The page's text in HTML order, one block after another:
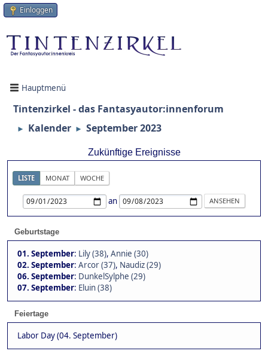
Einloggen
Hauptmenü
Tintenzirkel - das Fantasyautor:innenforum
► Kalender ► September 2023
Zukünftige Ereignisse
LISTE MONAT WOCHE
an
Geburtstage
01. September: Lily (38), Annie (30)
02. September: Arcor (37), Naudiz (29)
06. September: DunkelSylphe (29)
07. September: Eluin (38)
Feiertage
Labor Day (04. September)